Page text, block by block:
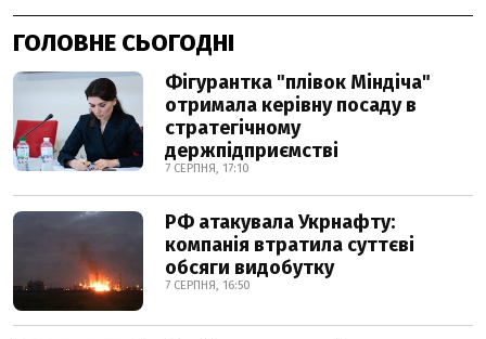
ГОЛОВНЕ СЬОГОДНІ
Фігурантка "плівок Міндіча"
отримала керівну посаду в
стратегічному
держпідприємстві
7 СЕРПНЯ, 17:10
РФ атакувала Укрнафту:
компанія втратила суттєві
обсяги видобутку
7 СЕРПНЯ, 16:50